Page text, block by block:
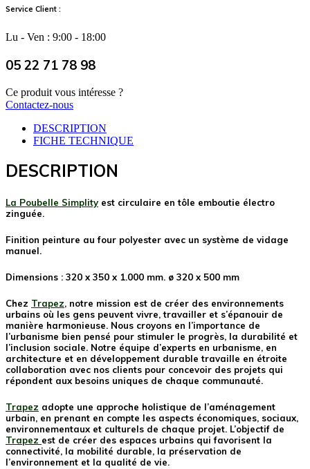
Service Client :
Lu - Ven : 9:00 - 18:00
05 22 71 78 98
Ce produit vous intéresse ?
Contactez-nous
DESCRIPTION
FICHE TECHNIQUE
DESCRIPTION
La Poubelle Simplity est circulaire en tôle emboutie électro
zinguée.
Finition peinture au four polyester avec un système de vidage
manuel.
Dimensions : 320 x 350 x 1.000 mm. ø 320 x 500 mm
Chez Trapez, notre mission est de créer des environnements
urbains où les gens peuvent vivre, travailler et s’épanouir de
manière harmonieuse. Nous croyons en l’importance de
l’urbanisme bien pensé pour stimuler le progrès, la durabilité et
l’inclusion sociale. Notre équipe d’experts en urbanisme, en
architecture et en développement durable travaille en étroite
collaboration avec nos clients pour concevoir des projets qui
répondent aux besoins uniques de chaque communauté.
Trapez adopte une approche holistique de l’aménagement
urbain, en prenant en compte les aspects économiques, sociaux,
environnementaux et culturels de chaque projet. L’objectif de
Trapez est de créer des espaces urbains qui favorisent la
connectivité, la mobilité durable, la préservation de
l’environnement et la qualité de vie.